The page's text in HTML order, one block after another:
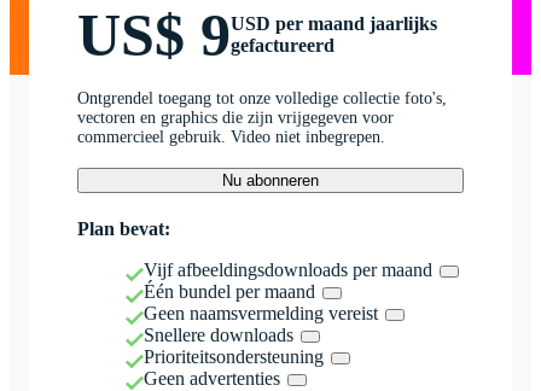
US$ 9USD per maand jaarlijks
gefactureerd
Ontgrendel toegang tot onze volledige collectie foto's,
vectoren en graphics die zijn vrijgegeven voor
commercieel gebruik. Video niet inbegrepen.
Nu abonneren
Plan bevat:
Vijf afbeeldingsdownloads per maand
Één bundel per maand
Geen naamsvermelding vereist
Snellere downloads
Prioriteitsondersteuning
Geen advertenties